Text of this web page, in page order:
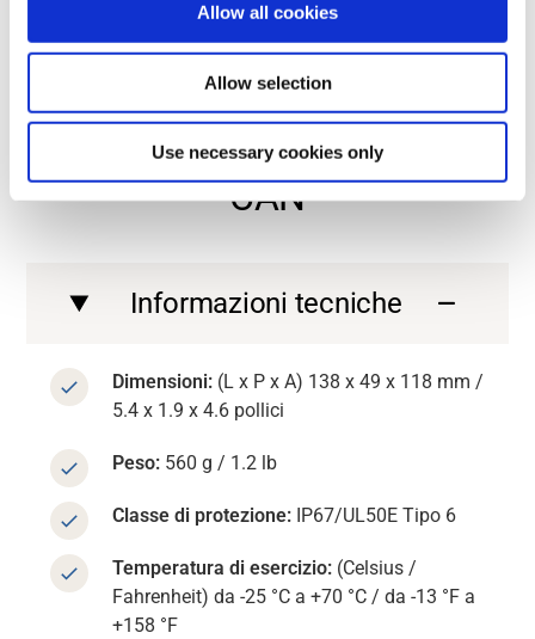
Allow all cookies
Allow selection
Use necessary cookies only
Contact us
Contact us
Contact us
ENTRIAMO NEL DETTAGLIO
Informazioni tecniche su G6
CAN
Informazioni tecniche
Dimensioni: (L x P x A) 138 x 49 x 118 mm /
5.4 x 1.9 x 4.6 pollici
Peso: 560 g / 1.2 lb
Classe di protezione: IP67/UL50E Tipo 6
Temperatura di esercizio: (Celsius /
Fahrenheit) da -25 °C a +70 °C / da -13 °F a
+158 °F